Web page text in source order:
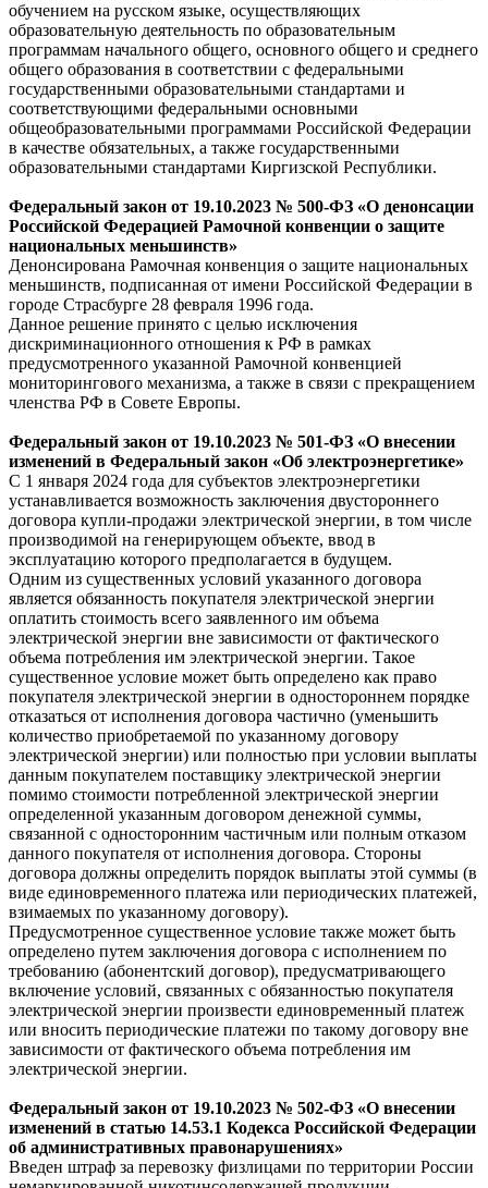
обучением на русском языке, осуществляющих
образовательную деятельность по образовательным
программам начального общего, основного общего и среднего
общего образования в соответствии с федеральными
государственными образовательными стандартами и
соответствующими федеральными основными
общеобразовательными программами Российской Федерации
в качестве обязательных, а также государственными
образовательными стандартами Киргизской Республики.
Федеральный закон от 19.10.2023 № 500-ФЗ «О денонсации
Российской Федерацией Рамочной конвенции о защите
национальных меньшинств»
Денонсирована Рамочная конвенция о защите национальных
меньшинств, подписанная от имени Российской Федерации в
городе Страсбурге 28 февраля 1996 года.
Данное решение принято с целью исключения
дискриминационного отношения к РФ в рамках
предусмотренного указанной Рамочной конвенцией
мониторингового механизма, а также в связи с прекращением
членства РФ в Совете Европы.
Федеральный закон от 19.10.2023 № 501-ФЗ «О внесении
изменений в Федеральный закон «Об электроэнергетике»
С 1 января 2024 года для субъектов электроэнергетики
устанавливается возможность заключения двустороннего
договора купли-продажи электрической энергии, в том числе
производимой на генерирующем объекте, ввод в
эксплуатацию которого предполагается в будущем.
Одним из существенных условий указанного договора
является обязанность покупателя электрической энергии
оплатить стоимость всего заявленного им объема
электрической энергии вне зависимости от фактического
объема потребления им электрической энергии. Такое
существенное условие может быть определено как право
покупателя электрической энергии в одностороннем порядке
отказаться от исполнения договора частично (уменьшить
количество приобретаемой по указанному договору
электрической энергии) или полностью при условии выплаты
данным покупателем поставщику электрической энергии
помимо стоимости потребленной электрической энергии
определенной указанным договором денежной суммы,
связанной с односторонним частичным или полным отказом
данного покупателя от исполнения договора. Стороны
договора должны определить порядок выплаты этой суммы (в
виде единовременного платежа или периодических платежей,
взимаемых по указанному договору).
Предусмотренное существенное условие также может быть
определено путем заключения договора с исполнением по
требованию (абонентский договор), предусматривающего
включение условий, связанных с обязанностью покупателя
электрической энергии произвести единовременный платеж
или вносить периодические платежи по такому договору вне
зависимости от фактического объема потребления им
электрической энергии.
Федеральный закон от 19.10.2023 № 502-ФЗ «О внесении
изменений в статью 14.53.1 Кодекса Российской Федерации
об административных правонарушениях»
Введен штраф за перевозку физлицами по территории России